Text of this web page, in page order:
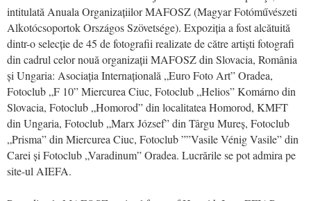
intitulată Anuala Organizațiilor MAFOSZ (Magyar Fotóművészeti
Alkotócsoportok Országos Szövetsége). Expoziţia a fostalcătuită
dintr-o selecție de 45 de fotografii realizate de către artiști fotografi
din cadrul celornouă organizații MAFOSZ din Slovacia, România
și Ungaria: Asociația Internațională „Euro Foto Art” Oradea,
Fotoclub „F 10” Miercurea Ciuc, Fotoclub „Helios” Komárnodin
Slovacia, Fotoclub „Homorod”din localitatea Homorod, KMFT
din Ungaria, Fotoclub „Marx József”din Târgu Mureș, Fotoclub
„Prisma”din Miercurea Ciuc, Fotoclub ””Vasile Vénig Vasile”din
Carei și Fotoclub „Varadinum” Oradea. Lucrările se pot admira pe
site-ul AIEFA.